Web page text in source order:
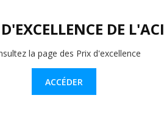
DE L'ACI
la page des Prix d'excellence
ACCÉDER